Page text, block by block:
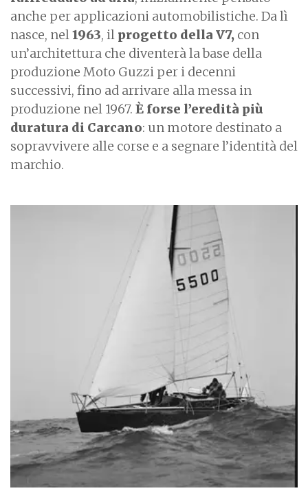
anche per applicazioni automobilistiche. Da lì
nasce, nel1963, il progetto della V7, con
un’architettura che diventerà la base della
produzione Moto Guzzi per i decenni
successivi, fino ad arrivare alla messa in
produzione nel 1967. È forse l’eredità più
duratura di Carcano: un motore destinato a
sopravvivere alle corse e a segnare l’identità del
marchio.